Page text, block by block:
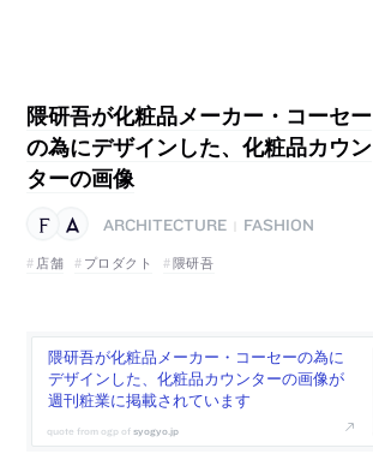
隈研吾が化粧品メーカー・コーセー
の為にデザインした、化粧品カウン
ターの画像
ARCHITECTURE
FASHION
店舗
プロダクト 隈研吾
隈研吾が化粧品メーカー・コーセーの為に
デザインした、化粧品カウンターの画像が
週刊粧業に掲載されています
syogyo.jp